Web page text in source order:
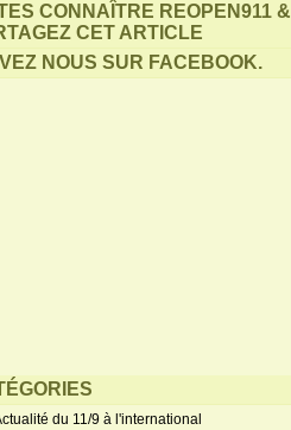
CONNAÎTRE REOPEN911 &
CET ARTICLE
NOUS SUR FACEBOOK.
du 11/9 à l'international